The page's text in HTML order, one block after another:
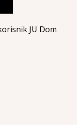
JU Dom